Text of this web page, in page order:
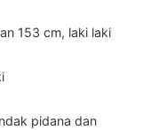
153 cm, laki laki
pidana dan